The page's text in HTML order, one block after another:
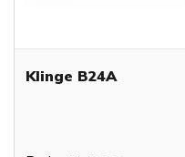
Klinge B24A